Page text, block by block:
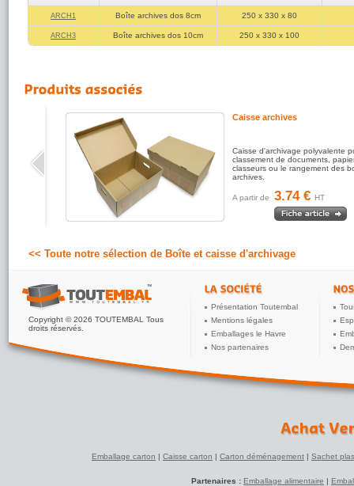
ARCH1 Boîte archives dos 8cm 250 x 330 x 80
ARCH3 Boîte archives dos 10cm 250 x 330 x 100
Caisse archives
Caisse d'archivage polyvalente
classement de documents,
classeurs ou le rangement des
archives.
A partir de 3.74 € HT
<< Toute notre sélection de Boîte et caisse d'archivage
Copyright © 2026 TOUTEMBAL Tous
droits réservés.
Présentation Toutembal
Mentions légales
Emballages le Havre
Nos partenaires
Emballage carton | Caisse carton | Carton déménagement | Sachet
Partenaires : Emballage alimentaire |